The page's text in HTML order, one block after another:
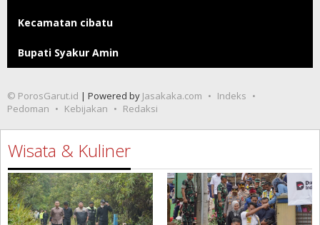
Kecamatan cibatu
Bupati Syakur Amin
© PorosGarut.id | Powered by Jasakaka.com
Indeks
Pedoman
Kebijakan Redaksi
Wisata & Kuliner